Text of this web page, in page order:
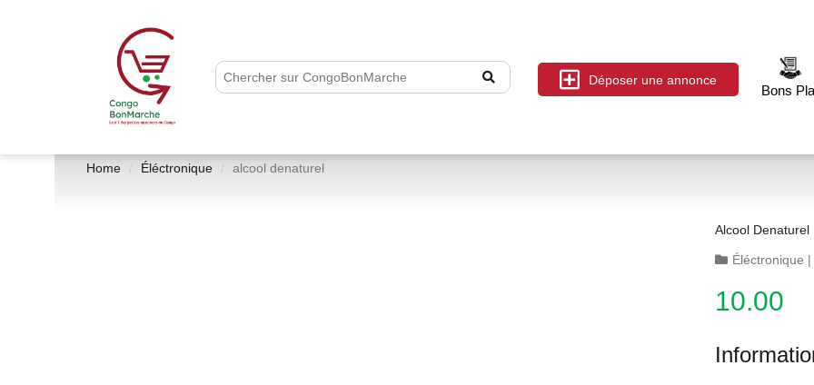
Déposer une annonce
Bons
Home Éléctronique alcool denaturel
Alcool Denaturel
Éléctronique |
10.00